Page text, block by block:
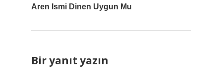
Aren Ismi Dinen Uygun Mu
Bir yanıt yazın